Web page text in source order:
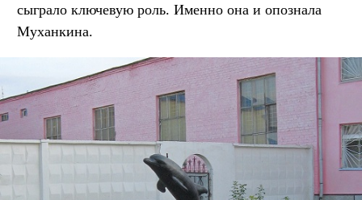
сыграло ключевую роль. Именно она и опознала
Муханкина.